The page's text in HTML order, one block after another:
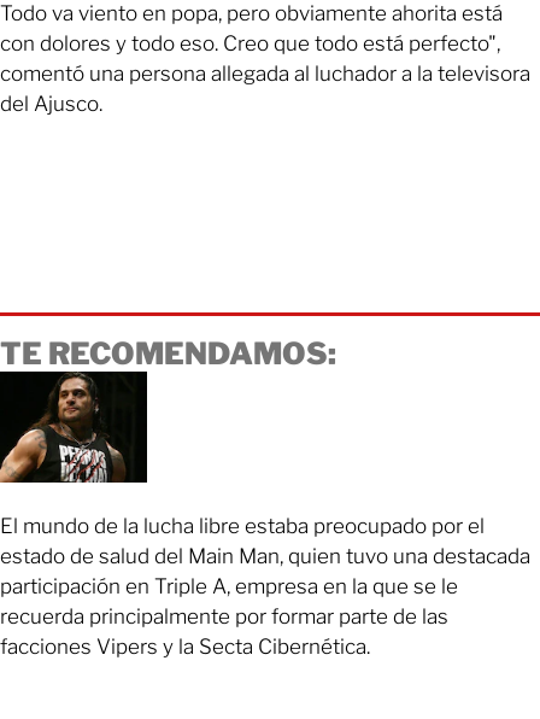
Todo va viento en popa, pero obviamente ahorita está
con dolores y todo eso. Creo que todo está perfecto",
comentó una persona allegada al luchador a la televisora
del Ajusco.
TE RECOMENDAMOS:
El mundo de la lucha libre estaba preocupado por el
estado de salud del Main Man, quien tuvo una destacada
participación en Triple A, empresa en la que se le
recuerda principalmente por formar parte de las
facciones Vipers y la Secta Cibernética.